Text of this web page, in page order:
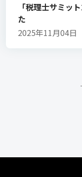
「税理士サミッ
た
2025年11月04日